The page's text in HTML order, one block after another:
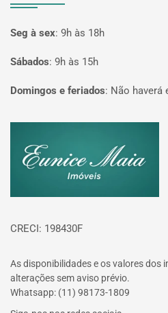
Seg à sex: 9h às 18h
Sábados: 9h às 15h
Domingos e feriados: Não haverá
CRECI: 198430F
As disponibilidades e os valores dos
alterações sem aviso prévio.
Whatsapp: (11) 98173-1809